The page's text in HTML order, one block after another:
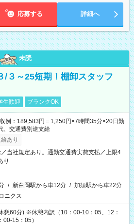
応募する 詳細へ
未読
/３～25短期！棚卸スタッフ
生歓迎 ブランクOK
例：189,583円＝1,250円×7時間35分×20日勤
、交通費別途支給
あり
当社規定あり。通勤交通費実費支払／上限4
り
/ 新白岡駅から車12分 / 加須駅から車22分
ニクス
憩60分) ※休憩内訳（10：00-10：05、12：
15：05）